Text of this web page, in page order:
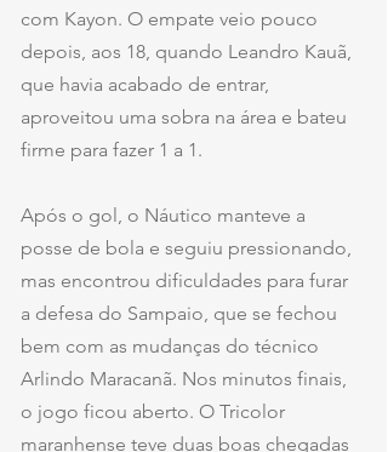
com Kayon. O empate veio pouco
depois, aos 18, quando Leandro Kauã,
que havia acabado de entrar,
aproveitou uma sobra na área e bateu
firme para fazer 1 a 1.
Após o gol, o Náutico manteve a
posse de bola e seguiu pressionando,
mas encontrou dificuldades para furar
a defesa do Sampaio, que se fechou
bem com as mudanças do técnico
Arlindo Maracanã. Nos minutos finais,
o jogo ficou aberto. O Tricolor
maranhense teve duas boas chegadas